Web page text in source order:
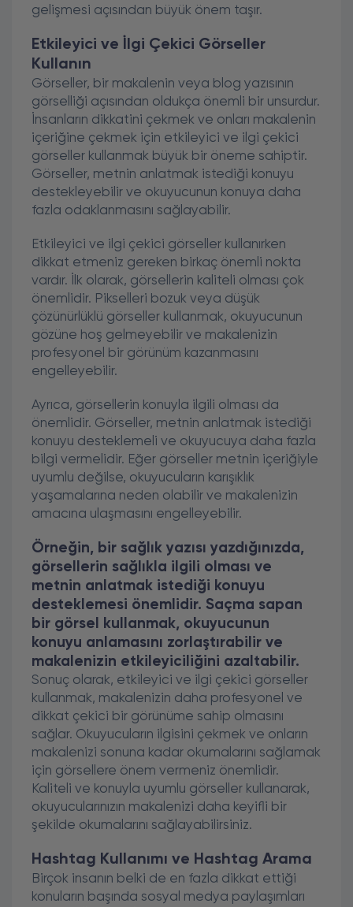
gelişmesi açısından büyük önem taşır.
Etkileyici ve İlgi Çekici Görseller
Kullanın
Görseller, bir makalenin veya blog yazısının
görselliği açısından oldukça önemli bir unsurdur.
İnsanların dikkatini çekmek ve onları makalenin
içeriğine çekmek için etkileyici ve ilgi çekici
görseller kullanmak büyük bir öneme sahiptir.
Görseller, metnin anlatmak istediği konuyu
destekleyebilir ve okuyucunun konuya daha
fazla odaklanmasını sağlayabilir.
Etkileyici ve ilgi çekici görseller kullanırken
dikkat etmeniz gereken birkaç önemli nokta
vardır. İlk olarak, görsellerin kaliteli olması çok
önemlidir. Pikselleri bozuk veya düşük
çözünürlüklü görseller kullanmak, okuyucunun
gözüne hoş gelmeyebilir ve makalenizin
profesyonel bir görünüm kazanmasını
engelleyebilir.
Ayrıca, görsellerin konuyla ilgili olması da
önemlidir. Görseller, metnin anlatmak istediği
konuyu desteklemeli ve okuyucuya daha fazla
bilgi vermelidir. Eğer görseller metnin içeriğiyle
uyumlu değilse, okuyucuların karışıklık
yaşamalarına neden olabilir ve makalenizin
amacına ulaşmasını engelleyebilir.
Örneğin, bir sağlık yazısı yazdığınızda,
görsellerin sağlıkla ilgili olması ve
metnin anlatmak istediği konuyu
desteklemesi önemlidir. Saçma sapan
bir görsel kullanmak, okuyucunun
konuyu anlamasını zorlaştırabilir ve
makalenizin etkileyiciliğini azaltabilir.
Sonuç olarak, etkileyici ve ilgi çekici görseller
kullanmak, makalenizin daha profesyonel ve
dikkat çekici bir görünüme sahip olmasını
sağlar. Okuyucuların ilgisini çekmek ve onların
makalenizi sonuna kadar okumalarını sağlamak
için görsellere önem vermeniz önemlidir.
Kaliteli ve konuyla uyumlu görseller kullanarak,
okuyucularınızın makalenizi daha keyifli bir
şekilde okumalarını sağlayabilirsiniz.
Hashtag Kullanımı ve Hashtag Arama
Birçok insanın belki de en fazla dikkat ettiği
konuların başında sosyal medya paylaşımları